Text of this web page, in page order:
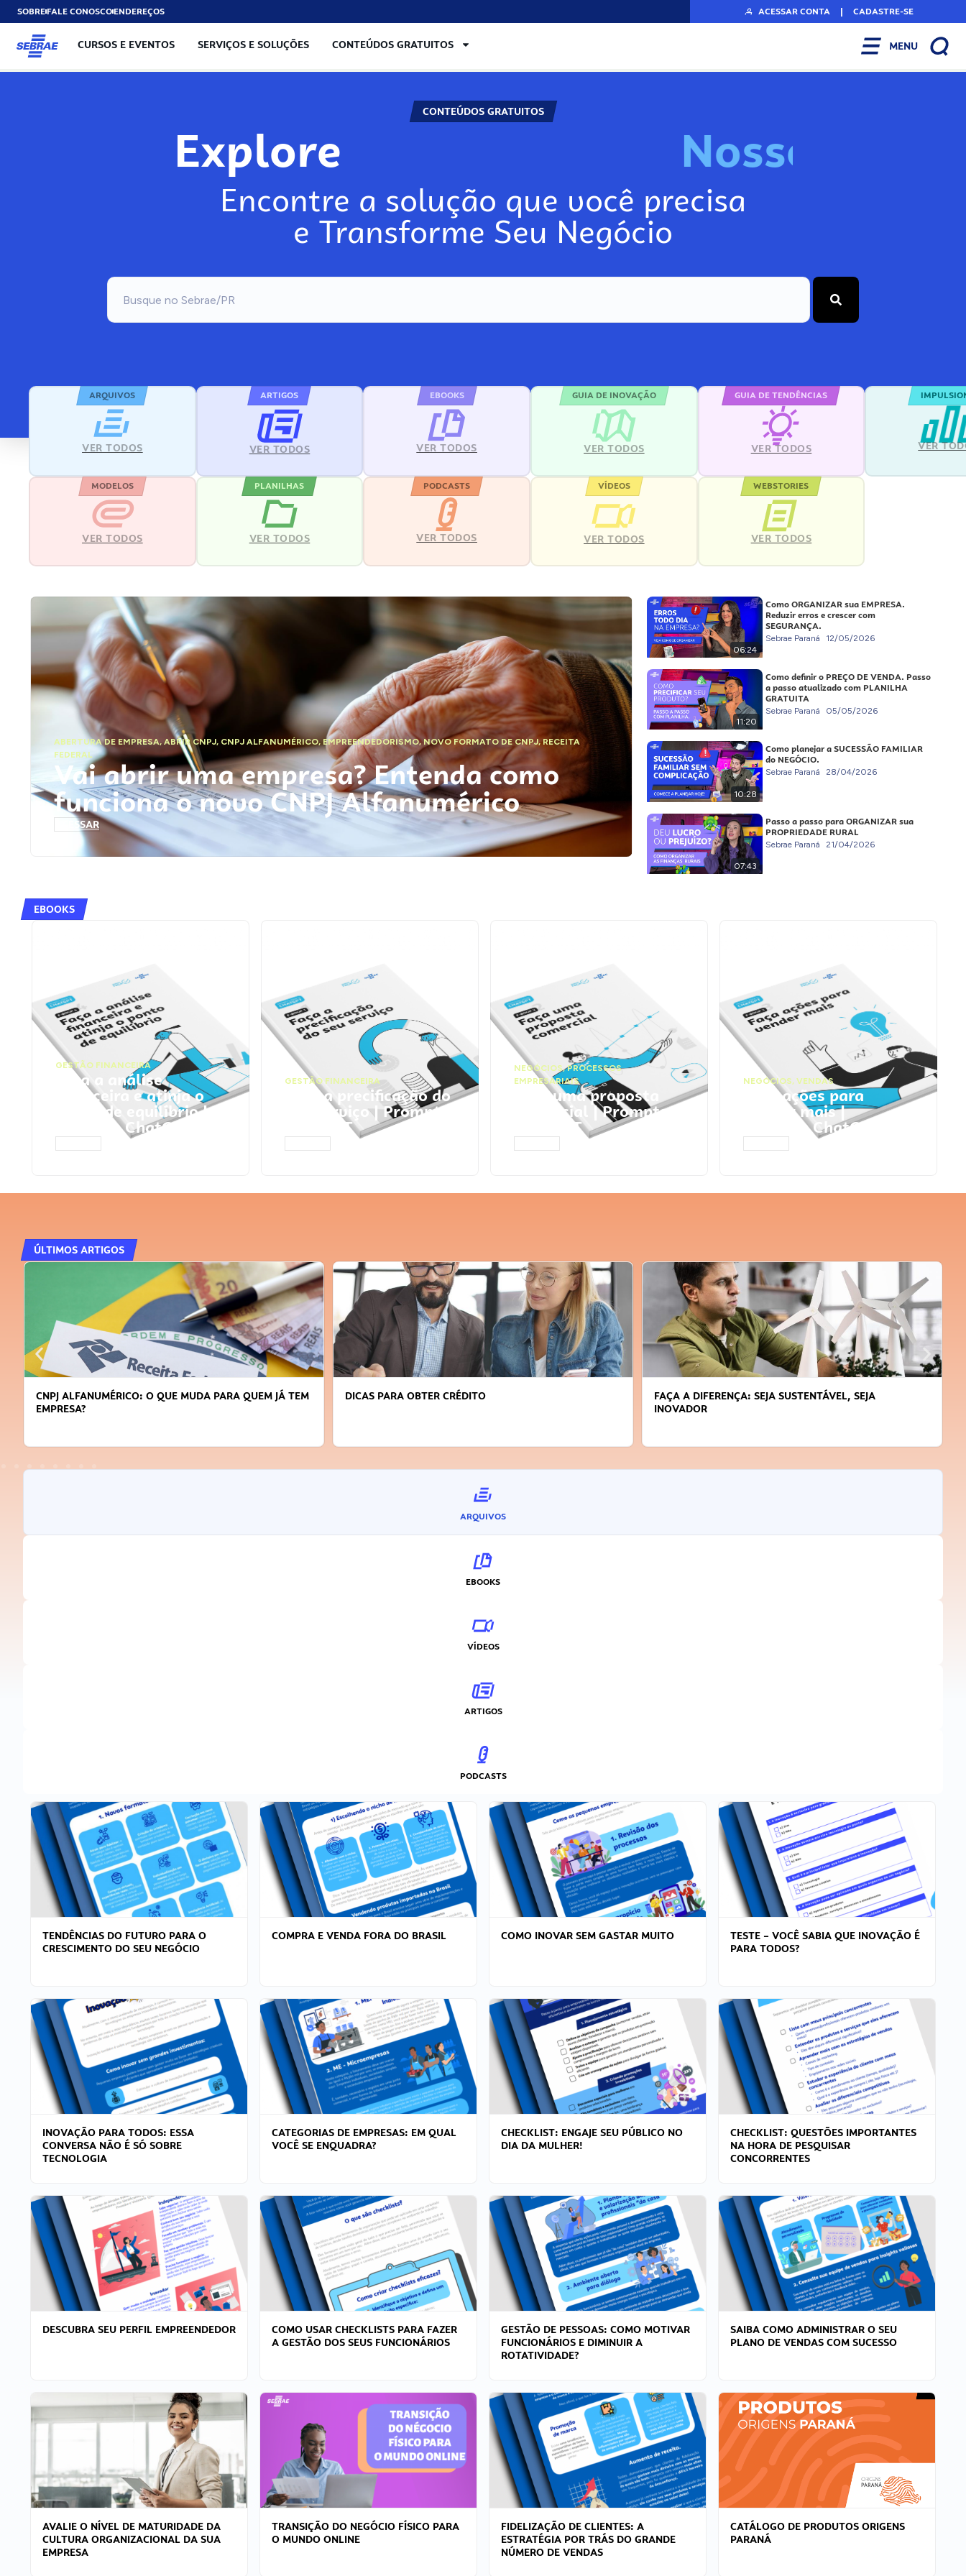
SOBREFALE CONOSCOENDEREÇOS ACESSAR CONTA | CADASTRE-SE
CURSOS E EVENTOS SERVIÇOS E SOLUÇÕES CONTEÚDOS GRATUITOS MENU
CONTEÚDOS GRATUITOS
Explore Nosso
Encontre a solução que você precisa
e Transforme Seu Negócio
ARQUIVOS
VER TODOS
ARTIGOS
VER TODOS
EBOOKS
VER TODOS
GUIA DE INOVAÇÃO
VER TODOS
GUIA DE TENDÊNCIAS
VER TODOS VER
MODELOS
VER TODOS
PLANILHAS
VER TODOS
PODCASTS
VER TODOS
VÍDEOS
VER TODOS
WEBSTORIES
VER TODOS
ABERTURA DE EMPRESA,ABRIR CNPJ, CNPJ ALFANUMÉRICO, EMPREENDEDORISMO,NOVO FORMATO DE CNPJ,RECEITA
FEDERAL
Vai abrir uma empresa? Entenda como
funciona o novo CNPJ Alfanumérico
ACESSAR
06:24
Como ORGANIZAR sua EMPRESA.
Reduzir erros e crescer com
SEGURANÇA.
Sebrae Paraná 12/05/2026
11:20
Como definir o PREÇO DE VENDA. Passo
a passo atualizado com PLANILHA
GRATUITA
Sebrae Paraná 05/05/2026
10:28
Como planejar a SUCESSÃO FAMILIAR
do NEGÓCIO.
Sebrae Paraná 28/04/2026
07:43
Passo a passo para ORGANIZAR sua
PROPRIEDADE RURAL
Sebrae Paraná 21/04/2026
EBOOKS
GESTÃO FINANCEIRA
Faça a análise
financeira e atinja o
ponto de equilíbrio |
Prompts ChatGPT
GESTÃO FINANCEIRA
Faça a precificação do
seu serviço | Prompts
ChatGPT
NEGÓCIOS,PROCESSOS
EMPRESARIAIS
Faça uma proposta
comercial | Prompts
ChatGPT
NEGÓCIOS, VENDAS
Faça ações para
vender mais |
Prompts ChatGPT
ÚLTIMOS ARTIGOS
CNPJ ALFANUMÉRICO: O QUE MUDA PARA QUEM JÁ TEM
EMPRESA?
DICAS PARA OBTER CRÉDITO
FAÇA A DIFERENÇA: SEJA SUSTENTÁVEL, SEJA
INOVADOR
ARQUIVOS
EBOOKS
VÍDEOS
ARTIGOS
PODCASTS
TENDÊNCIAS DO FUTURO PARA O
CRESCIMENTO DO SEU NEGÓCIO
COMPRA E VENDA FORA DO BRASIL COMO INOVAR SEM GASTAR MUITO
TESTE – VOCÊ SABIA QUE INOVAÇÃO É
PARA TODOS?
INOVAÇÃO PARA TODOS: ESSA
CONVERSA NÃO É SÓ SOBRE
TECNOLOGIA
CATEGORIAS DE EMPRESAS: EM QUAL
VOCÊ SE ENQUADRA?
CHECKLIST: ENGAJE SEU PÚBLICO NO
DIA DA MULHER!
CHECKLIST: QUESTÕES IMPORTANTES
NA HORA DE PESQUISAR
CONCORRENTES
DESCUBRA SEU PERFIL EMPREENDEDOR
COMO USAR CHECKLISTS PARA FAZER
A GESTÃO DOS SEUS FUNCIONÁRIOS
GESTÃO DE PESSOAS: COMO MOTIVAR
FUNCIONÁRIOS E DIMINUIR A
ROTATIVIDADE?
SAIBA COMO ADMINISTRAR O SEU
PLANO DE VENDAS COM SUCESSO
AVALIE O NÍVEL DE MATURIDADE DA
CULTURA ORGANIZACIONAL DA SUA
EMPRESA
TRANSIÇÃO DO NEGÓCIO FÍSICO PARA
O MUNDO ONLINE
FIDELIZAÇÃO DE CLIENTES: A
ESTRATÉGIA POR TRÁS DO GRANDE
NÚMERO DE VENDAS
CATÁLOGO DE PRODUTOS ORIGENS
PARANÁ